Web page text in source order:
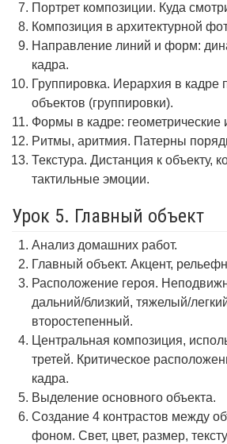
Портрет композиции. Куда
Композиция в архитектурной
Направление линий и форм:
кадра.
Группировка. Иерархия в кадре
объектов (группировки).
Формы в кадре: геометрические
Ритмы, аритмия. Патерны
Текстура. Дистанция к объекту,
тактильные эмоции.
Урок 5. Главный объект
Анализ домашних работ.
Главный объект. Акцент,
Расположение героя.
дальний/близкий, тяжелый/
второстепенный.
Центральная композиция,
третей. Критическое
кадра.
Выделение основного объекта.
Создание 4 контрастов между
фоном. Свет, цвет, размер,